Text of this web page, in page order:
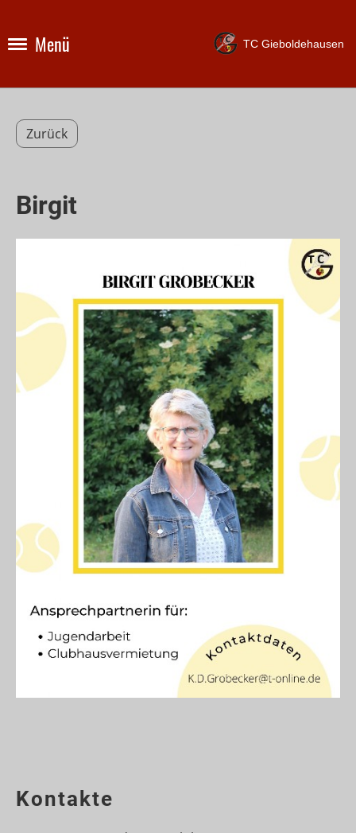
Menü TC Gieboldehausen
Zurück
Birgit
Kontakte